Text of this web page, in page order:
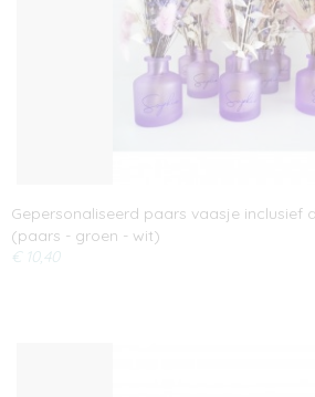
Gepersonaliseerd paars vaasje inclusief
(paars - groen - wit)
€ 10,40